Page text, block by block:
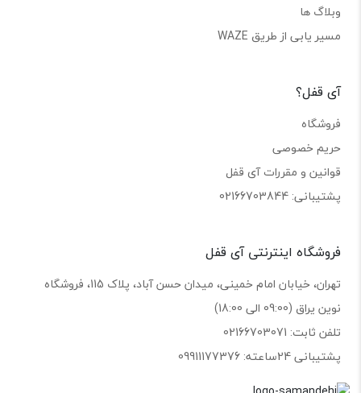
وبلاگ ها
مسیر یابی از طریق WAZE
آی قفل؟
فروشگاه
حریم خصوصی
قوانین و مقررات آی قفل
پشتیبانی: 02166703844
فروشگاه اینترنتی آی قفل
تهران، خیابان امام خمینی، میدان حسن آباد، پلاک 115، فروشگاه
نوین یراق (09:00 الی 18:00)
تلفن ثابت: 02166703071
پشتیبانی 24ساعته: 09911177376